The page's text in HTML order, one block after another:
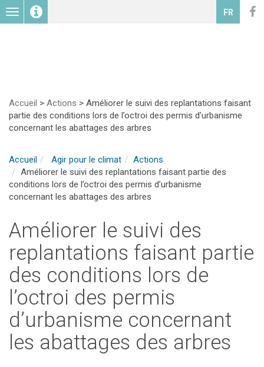
Toggle
navigation
FR
Accueil > Actions > Améliorer le suivi des replantations faisant
partie des conditions lors de l’octroi des permis d’urbanisme
concernant les abattages des arbres
Accueil Agir pour le climat
Actions
Améliorer le suivi des replantations faisant partie des
conditions lors de l’octroi des permis d’urbanisme
concernant les abattages des arbres
Améliorer le suivi des
replantations faisant partie
des conditions lors de
l’octroi des permis
d’urbanisme concernant
les abattages des arbres